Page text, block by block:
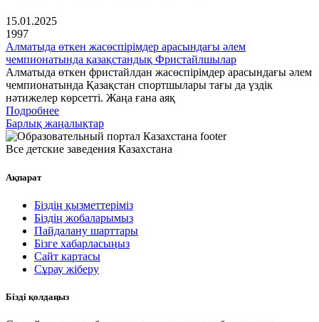
15.01.2025
1997
Алматыда өткен жасөспірімдер арасындағы әлем
чемпионатында қазақстандық Фристайлшылар
Алматыда өткен фристайлдан жасөспірімдер арасындағы әлем
чемпионатында Қазақстан спортшылары тағы да үздік
нәтижелер көрсетті. Жаңа ғана аяқ
Подробнее
Барлық жаңалықтар
Все детские заведения Казахстана
Ақпарат
Біздің қызметтеріміз
Біздің жобаларымыз
Пайдалану шарттары
Бізге хабарласыңыз
Сайт картасы
Сұрау жіберу
Бізді қолдаңыз